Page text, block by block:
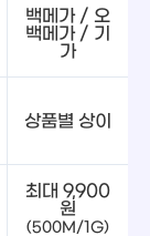
백메가 / 오
백메가 / 기
가
상품별 상이
최대 9,900
원
(500M/1G)